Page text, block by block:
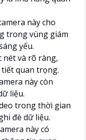
này cho
trong vùng giám
yếu.
nét và rõ ràng,
tiết quan trọng.
này còn
liệu.
trong thời gian
đè dữ liệu.
này có